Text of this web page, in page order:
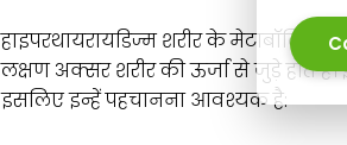
हाइपरथायरायडिज्म शरीर के
लक्षण अक्सर शरीर की ऊर्जा से जुड़े होते
इसलिए इन्हें पहचानना आवश्यक है: